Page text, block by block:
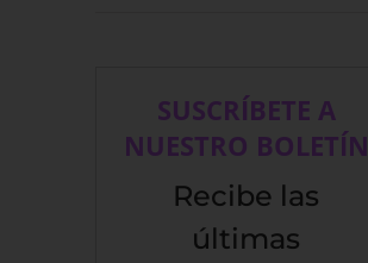
SUSCRÍBETE A
NUESTRO BOLETÍN
Recibe las
últimas